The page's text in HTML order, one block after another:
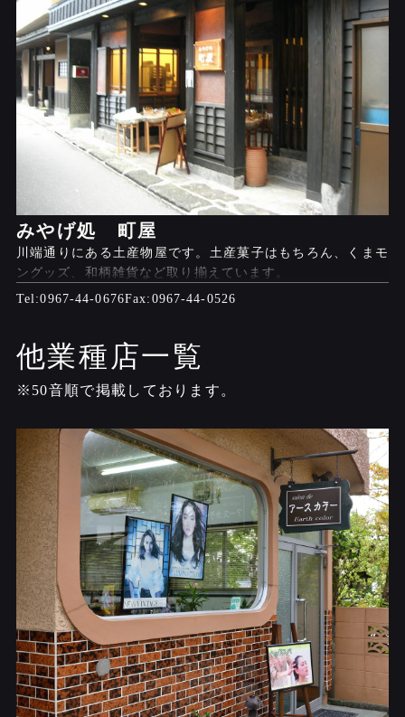
みやげ処 町屋
川端通りにある土産物屋です。土産菓子はもちろん、くまモ
ングッズ、和柄雑貨など取り揃えています。
0967-44-0676
0967-44-0526
他業種店一覧
※50音順で掲載しております。